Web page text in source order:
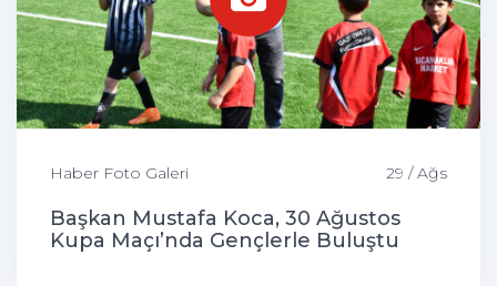
Haber Foto Galeri 29 / Ağs
Başkan Mustafa Koca, 30 Ağustos
Kupa Maçı’nda Gençlerle Buluştu